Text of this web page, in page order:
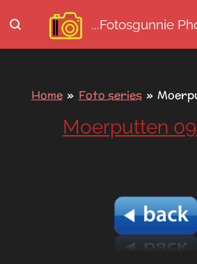
direct
naar
...Fotosgunnie
Home » Foto series »
Moerputten